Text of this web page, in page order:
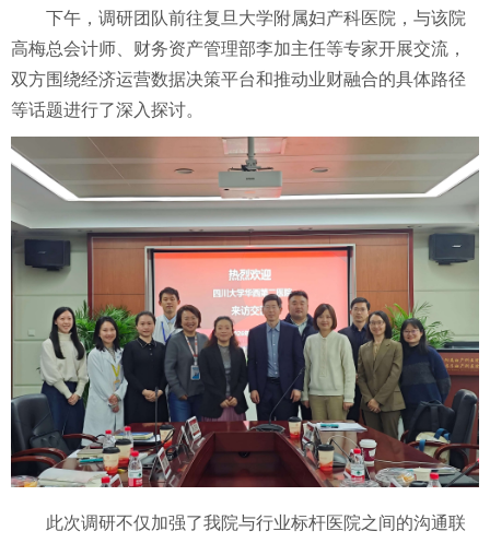
下午，调研团队前往复旦大学附属妇产科医院，与该院
高梅总会计师、财务资产管理部李加主任等专家开展交流，
双方围绕经济运营数据决策平台和推动业财融合的具体路径
等话题进行了深入探讨。
此次调研不仅加强了我院与行业标杆医院之间的沟通联